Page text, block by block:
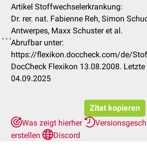
Artikel Stoffwechselerkrankung:
Dr. rer. nat. Fabienne Reh, Simon
Antwerpes, Maxx Schuster et al.
Abrufbar unter:
https://flexikon.doccheck.com/de/
DocCheck Flexikon 13.08.2008.
04.09.2025
Zitat kopieren
Was zeigt hierher
erstellen
Discord